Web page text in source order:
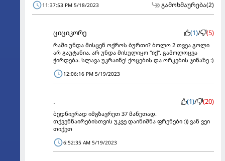
11:37:53 PM 5/18/2023 გამოხმაურება(2)
ციციკორე (1)/ (5)
რაში უნდა მისცენ ოქროს ბურთი? ბოლო 2 თვეა გოლი
არ გაუტანია. არ უნდა მისულიყო "იქ". გამოლოცვა
ჭირდება. სლავა უკრაინე! ქოცების და ორკების ჯინაზე :)
12:06:16 PM 5/19/2023
. (1)/ (20)
ბედნიერად იმგზავრეთ 37 მანეთად.
თქვენნაირებისთვის უკვე დაინიშნა ფრენები :)) ვან ვეი
თიქეთ
6:52:35 AM 5/19/2023